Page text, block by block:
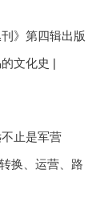
》第四辑出版
文化史 |
止是军营
换、运营、路